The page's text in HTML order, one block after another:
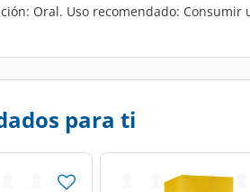
Oral. Uso recomendado: Consumir
para ti